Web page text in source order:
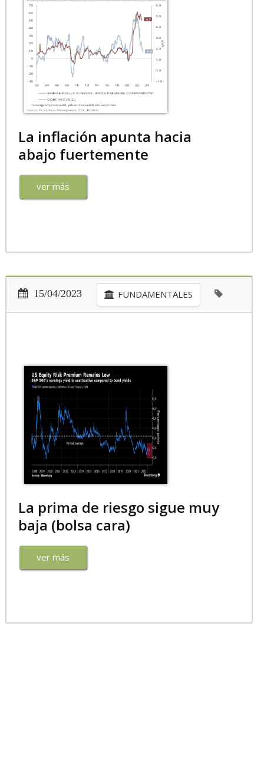
La inflación apunta hacia
abajo fuertemente
ver más
15/04/2023 FUNDAMENTALES
La prima de riesgo sigue muy
baja (bolsa cara)
ver más